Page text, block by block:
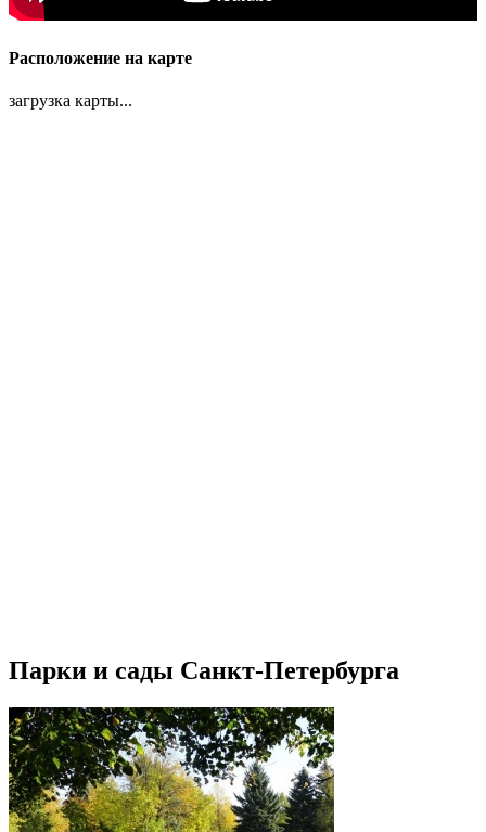
Расположение на карте
загрузка карты...
Парки и сады Санкт-Петербурга